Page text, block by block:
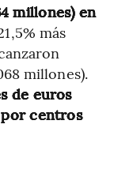
millones) en
más
millones).
de euros
por centros